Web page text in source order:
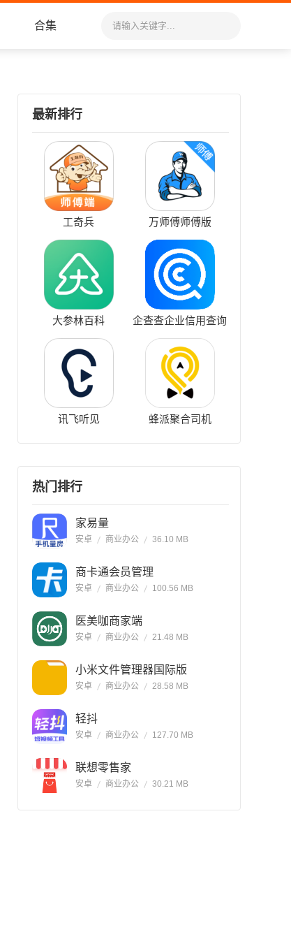
合集
最新排行
工奇兵 万师傅师傅版
大参林百科 企查查企业信用查询
讯飞听见 蜂派聚合司机
热门排行
家易量
安卓 商业办公 36.10 MB
商卡通会员管理
安卓 商业办公 100.56 MB
医美咖商家端
安卓 商业办公 21.48 MB
小米文件管理器国际版
安卓 商业办公 28.58 MB
轻抖
安卓 商业办公 127.70 MB
联想零售家
安卓 商业办公 30.21 MB